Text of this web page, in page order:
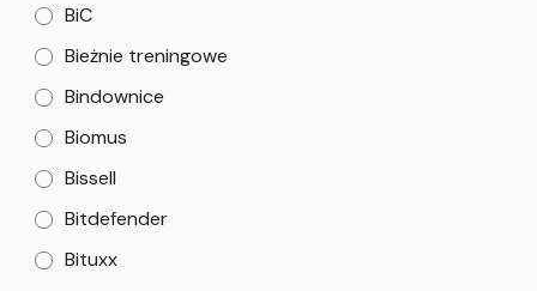
BiC
Bieżnie treningowe
Bindownice
Biomus
Bissell
Bitdefender
Bituxx